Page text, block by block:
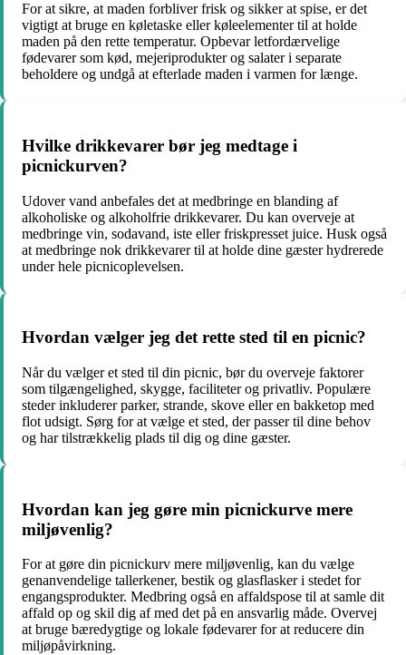
For at sikre, at maden forbliver frisk og sikker at spise, er det
vigtigt at bruge en køletaske eller køleelementer til at holde
maden på den rette temperatur. Opbevar letfordærvelige
fødevarer som kød, mejeriprodukter og salater i separate
beholdere og undgå at efterlade maden i varmen for længe.
Hvilke drikkevarer bør jeg medtage i
picnickurven?
Udover vand anbefales det at medbringe en blanding af
alkoholiske og alkoholfrie drikkevarer. Du kan overveje at
medbringe vin, sodavand, iste eller friskpresset juice. Husk også
at medbringe nok drikkevarer til at holde dine gæster hydrerede
under hele picnicoplevelsen.
Hvordan vælger jeg det rette sted til en picnic?
Når du vælger et sted til din picnic, bør du overveje faktorer
som tilgængelighed, skygge, faciliteter og privatliv. Populære
steder inkluderer parker, strande, skove eller en bakketop med
flot udsigt. Sørg for at vælge et sted, der passer til dine behov
og har tilstrækkelig plads til dig og dine gæster.
Hvordan kan jeg gøre min picnickurve mere
miljøvenlig?
For at gøre din picnickurv mere miljøvenlig, kan du vælge
genanvendelige tallerkener, bestik og glasflasker i stedet for
engangsprodukter. Medbring også en affaldspose til at samle dit
affald op og skil dig af med det på en ansvarlig måde. Overvej
at bruge bæredygtige og lokale fødevarer for at reducere din
miljøpåvirkning.